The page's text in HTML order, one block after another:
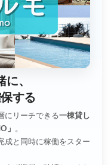
に、
する
にリーチできる一棟貸し
」
。
成と同時に稼働をスター